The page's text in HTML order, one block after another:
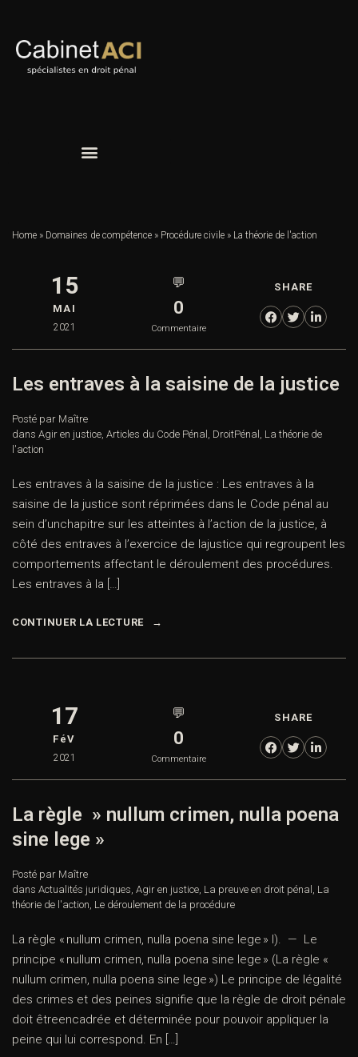
Home » Domaines de compétence » Procédure civile » La théorie de l'action
15
MAI
2021
💬
0
Commentaire
SHARE
Les entraves à la saisine de la justice
Posté par Maître
dans Agir en justice, Articles du Code Pénal , DroitPénal , La théorie de
l'action
Les entraves à la saisine de la justice : Les entraves à la
saisine de la justice sont réprimées dans le Code pénal au
sein d’unchapitre sur les atteintes à l’action de la justice, à
côté des entraves à l’exercice de lajustice qui regroupent les
comportements affectant le déroulement des procédures.
Les entraves à la […]
CONTINUER LA LECTURE
17
FéV
2021
💬
0
Commentaire
SHARE
La règle » nullum crimen, nulla poena
sine lege »
Posté par Maître
dans Actualités juridiques, Agir en justice, La preuve en droit pénal , La
théorie de l'action, Le déroulement de la procédure
La règle « nullum crimen, nulla poena sine lege » I). — Le
principe « nullum crimen, nulla poena sine lege » (La règle «
nullum crimen, nulla poena sine lege ») Le principe de légalité
des crimes et des peines signifie que la règle de droit pénale
doit êtreencadrée et déterminée pour pouvoir appliquer la
peine qui lui correspond. En […]